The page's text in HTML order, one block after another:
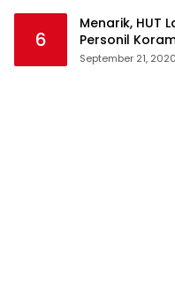
6
Menarik, HUT
Personil
September 21, 2020